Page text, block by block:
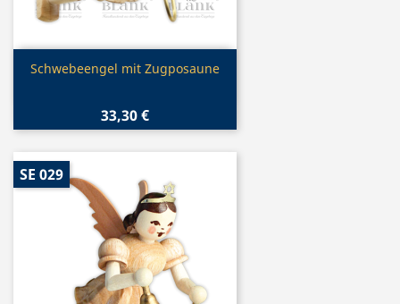
Vorschau
Schwebeengel mit Zugposaune
33,30 €
SE 029